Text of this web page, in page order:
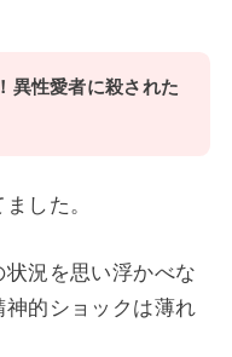
異性愛者に殺された
した。
況を思い浮かべな
的ショックは薄れ